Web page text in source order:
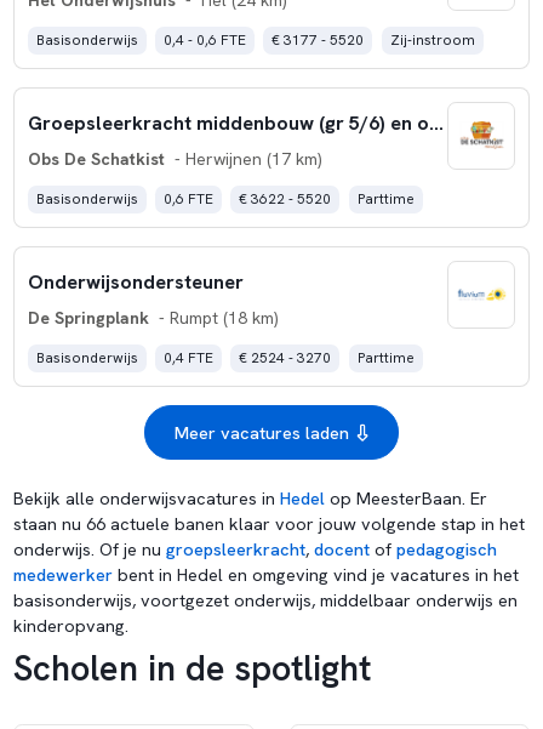
Basisonderwijs 0,4 - 0,6 FTE € 3177 - 5520 Zij-instroom
Groepsleerkracht middenbouw (gr 5/6) en onderbouw (grp 1/2)
Obs De Schatkist - Herwijnen (17 km)
Basisonderwijs 0,6 FTE € 3622 - 5520 Parttime
Onderwijsondersteuner
De Springplank - Rumpt (18 km)
Basisonderwijs 0,4 FTE € 2524 - 3270 Parttime
Meer vacatures laden
Bekijk alle onderwijsvacatures in Hedelop MeesterBaan. Er
staan nu 66 actuele banen klaar voor jouw volgende stap in het
onderwijs. Of je nu groepsleerkracht, docentof pedagogisch
medewerkerbent in Hedel en omgeving vind je vacatures in het
basisonderwijs, voortgezet onderwijs, middelbaar onderwijs en
kinderopvang.
Scholen in de spotlight